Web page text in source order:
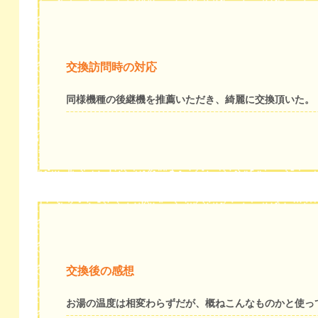
交換訪問時の対応
同様機種の後継機を推薦いただき、綺麗に交換頂いた。
交換後の感想
お湯の温度は相変わらずだが、概ねこんなものかと使っ